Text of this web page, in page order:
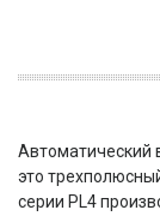
Автоматический
это
серии PL4